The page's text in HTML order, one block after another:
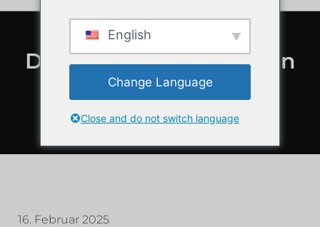
Die 5 besten Sportreifen
2025: Vergleich und
Testberichte
16. Februar 2025
English
Change Language
Close and do not switch language